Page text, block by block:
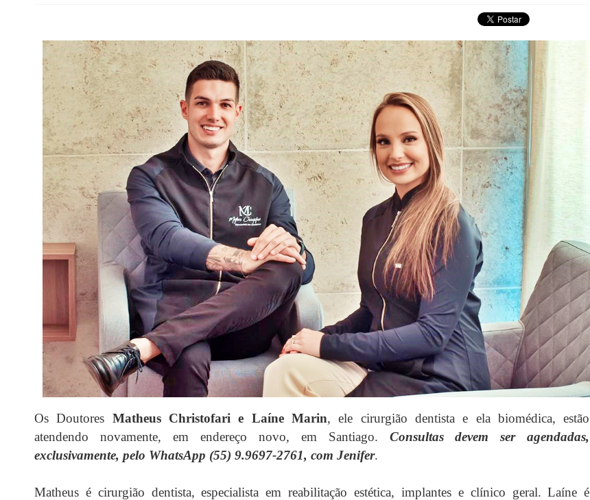
Os Doutores Matheus Christofari e Laíne Marin, ele cirurgião dentista e ela biomédica, estão
atendendo novamente, em endereço novo, em Santiago. Consultas devem ser agendadas,
exclusivamente, pelo WhatsApp (55) 9.9697-2761, com Jenifer.
Matheus é cirurgião dentista, especialista em reabilitação estética, implantes e clínico geral. Laíne é